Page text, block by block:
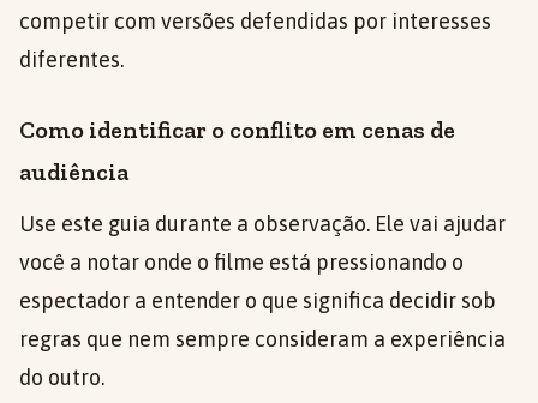
competir com versões defendidas por interesses
diferentes.
Como identificar o conflito em cenas de
audiência
Use este guia durante a observação. Ele vai ajudar
você a notar onde o filme está pressionando o
espectador a entender o que significa decidir sob
regras que nem sempre consideram a experiência
do outro.